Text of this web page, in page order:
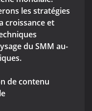
les stratégies
croissance et
du SMM au-
de contenu